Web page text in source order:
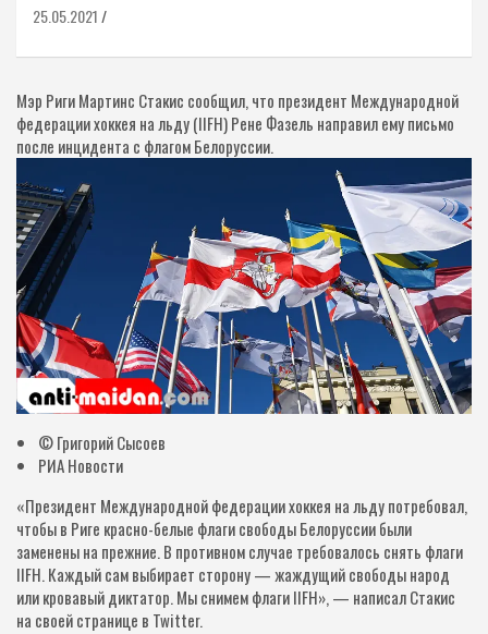
25.05.2021
Мэр Риги Мартинс Стакис сообщил, что президент Международной
федерации хоккея на льду (IIFH) Рене Фазель направил ему письмо
после инцидента с флагом Белоруссии.
© Григорий Сысоев
РИА Новости
«Президент Международной федерации хоккея на льду потребовал,
чтобы в Риге красно-белые флаги свободы Белоруссии были
заменены на прежние. В противном случае требовалось снять флаги
IIFH. Каждый сам выбирает сторону — жаждущий свободы народ
или кровавый диктатор. Мы снимем флаги IIFH», — написал Стакис
на своей странице в Twitter.